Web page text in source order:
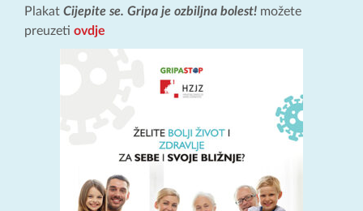
Plakat Cijepite se. Gripa je ozbiljna bolest! možete
preuzeti ovdje